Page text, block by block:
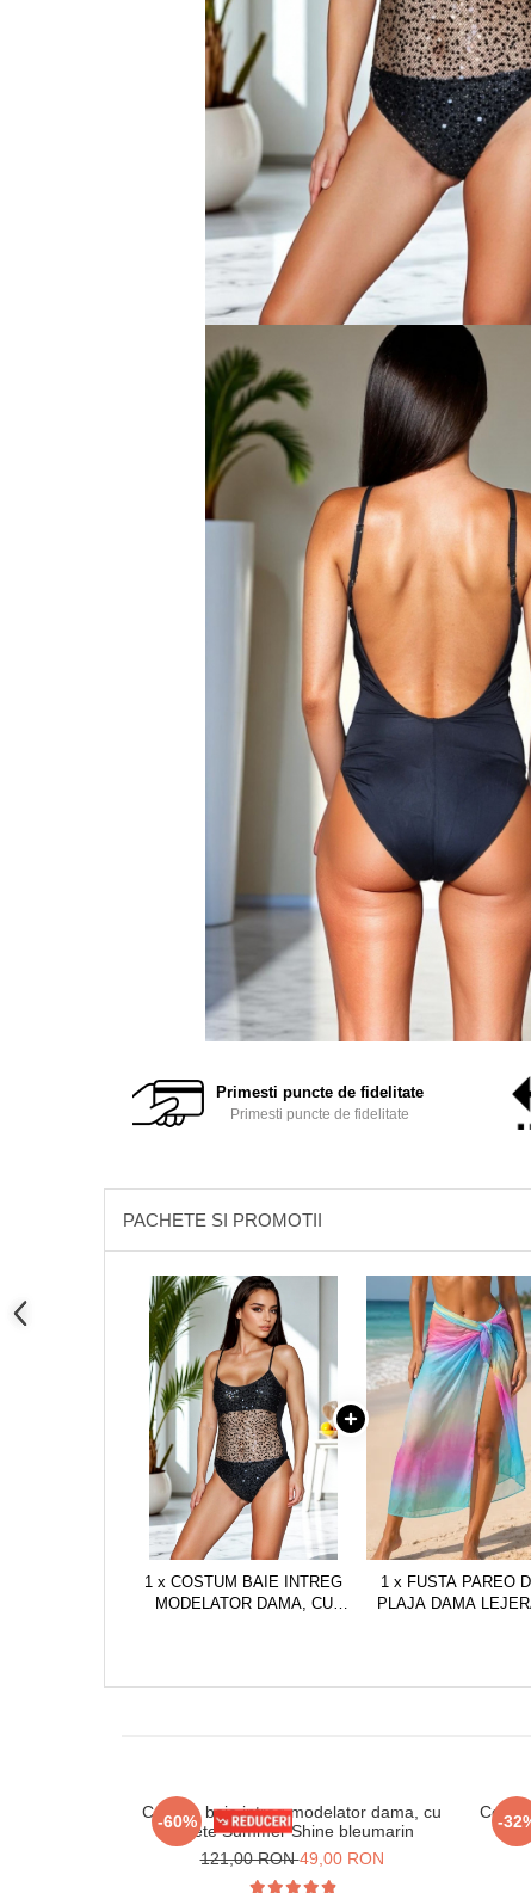
Primesti puncte de fidelitate
Primesti puncte de fidelitate
PACHETE SI PROMOTII
1 x COSTUM BAIE INTREG
MODELATOR DAMA, CU
1 x FUSTA PAREO
PLAJA DAMA
MULTICOLOR
-60%
Costum baie intreg modelator dama, cu
paiete Summer Shine bleumarin
121,00 RON49,00 RON
-